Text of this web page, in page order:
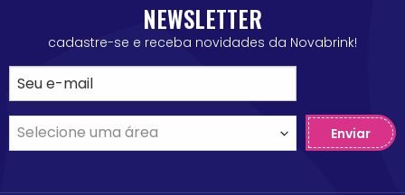
NEWSLETTER
cadastre-se e receba novidades da Novabrink!
Enviar